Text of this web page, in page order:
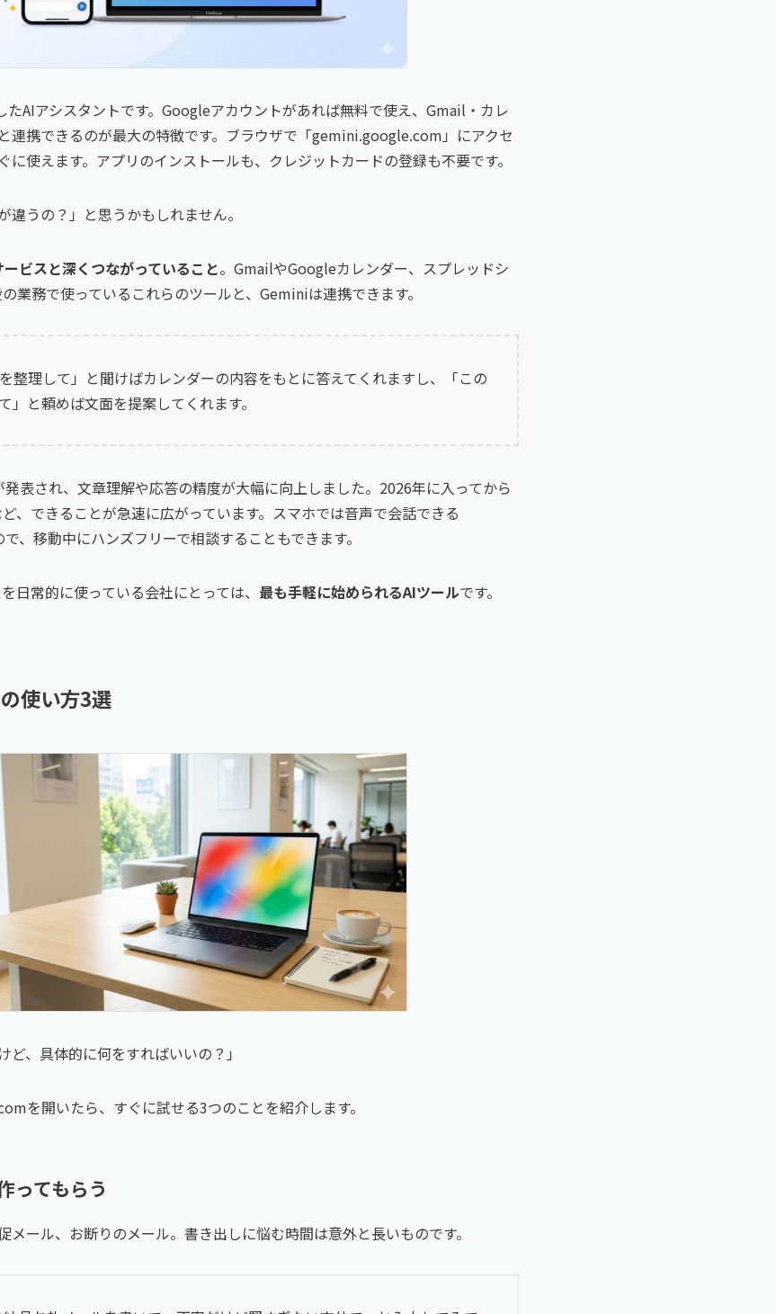
AIアシスタントです。Googleアカウントがあれば無料で使え、Gmail・カレ
連携できるのが最大の特徴です。ブラウザで「gemini.google.com」にアクセ
に使えます。アプリのインストールも、クレジットカードの登録も不要です。
違うの？」と思うかもしれません。
ビスと深くつながっていること。GmailやGoogleカレンダー、スプレッドシ
業務で使っているこれらのツールと、Geminiは連携できます。
整理して」と聞けばカレンダーの内容をもとに答えてくれますし、「この
」と頼めば文面を提案してくれます。
表され、文章理解や応答の精度が大幅に向上しました。2026年に入ってから
、できることが急速に広がっています。スマホでは音声で会話できる
、移動中にハンズフリーで相談することもできます。
日常的に使っている会社にとっては、 最も手軽に始められるAIツールです。
使い方3選
ど、具体的に何をすればいいの？」
を開いたら、すぐに試せる3つのことを紹介します。
ってもらう
メール、お断りのメール。書き出しに悩む時間は意外と長いものです。